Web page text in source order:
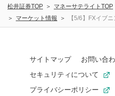
松井証券TOP マネーサテライトTOP
マーケット情報
【5/6】FXイブ
サイトマップ
お問い合
セキュリティについて
プライバシーポリシー